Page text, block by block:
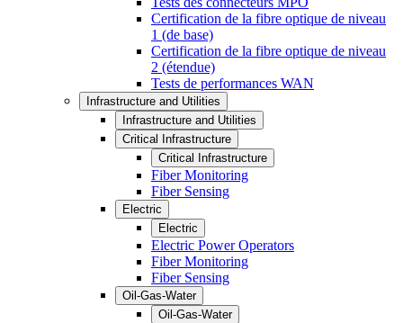
Certification de la fibre optique de niveau
1 (de base)
Certification de la fibre optique de niveau
2 (étendue)
Tests de performances WAN
Infrastructure and Utilities
Infrastructure and Utilities
Critical Infrastructure
Critical Infrastructure
Fiber Monitoring
Fiber Sensing
Electric
Electric
Electric Power Operators
Fiber Monitoring
Fiber Sensing
Oil-Gas-Water
Oil-Gas-Water